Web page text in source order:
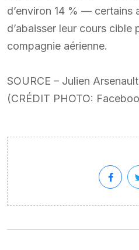
d’environ 14 % — certains
d’abaisser leur cours cible
compagnie aérienne.
SOURCE – Julien
(CRÉDIT PHOTO: